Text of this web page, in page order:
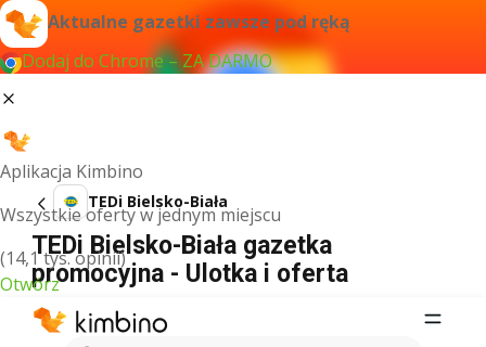
Aktualne gazetki zawsze pod ręką
Dodaj do Chrome – ZA DARMO
Aplikacja Kimbino
Wszystkie oferty w jednym miejscu
(14,1 tys. opinii)
Otwórz
TEDi Bielsko-Biała
TEDi Bielsko-Biała gazetka
promocyjna - Ulotka i oferta